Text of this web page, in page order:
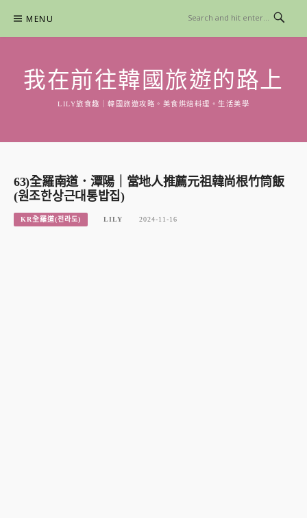
content
MENU
我在前往韓國旅遊的路上
LILY旅食趣｜韓國旅遊攻略。美食烘焙料理。生活美學
63)全羅南道．潭陽｜當地人推薦元祖韓尚根竹筒飯
(원조한상근대통밥집)
KR全羅道(전라도) LILY 2024-11-16